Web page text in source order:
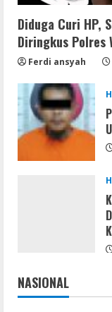
4
5
Diduga Curi HP,
Diringkus Polres
Ferdi ansyah
NASIONAL
Jakarta